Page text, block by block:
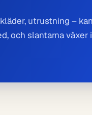
utrustning –
och slantarna växer